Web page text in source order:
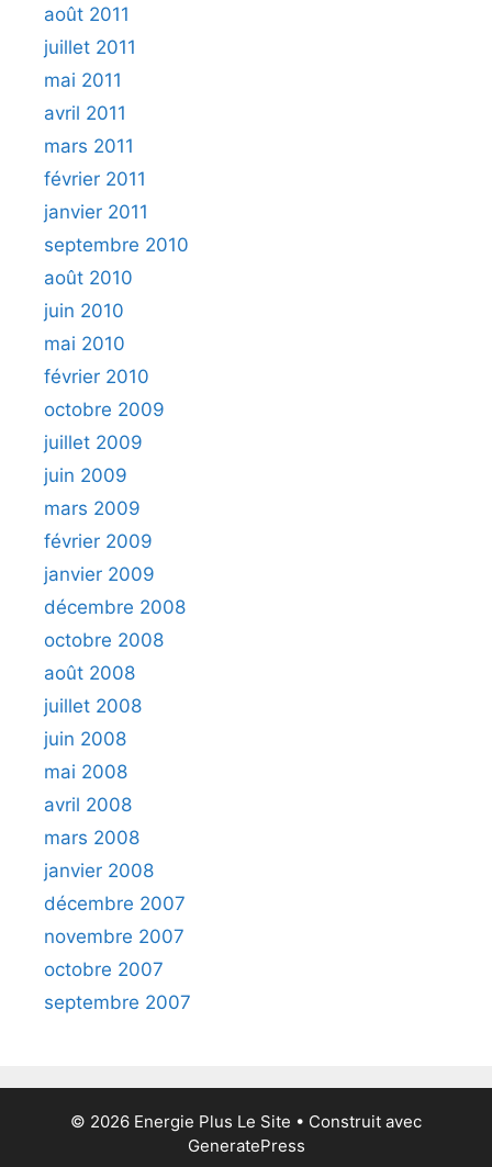
août 2011
juillet 2011
mai 2011
avril 2011
mars 2011
février 2011
janvier 2011
septembre 2010
août 2010
juin 2010
mai 2010
février 2010
octobre 2009
juillet 2009
juin 2009
mars 2009
février 2009
janvier 2009
décembre 2008
octobre 2008
août 2008
juillet 2008
juin 2008
mai 2008
avril 2008
mars 2008
janvier 2008
décembre 2007
novembre 2007
octobre 2007
septembre 2007
© 2026 Energie Plus Le Site • Construit avec
GeneratePress